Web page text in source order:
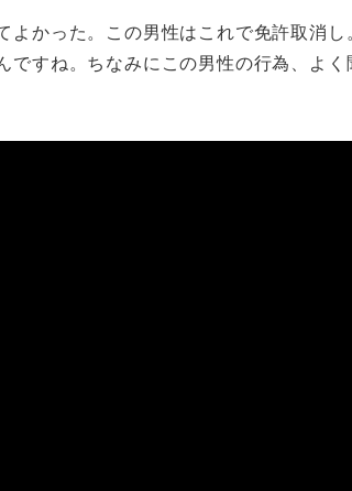
よかった。この男性はこれで免許取消
ですね。ちなみにこの男性の行為、よ